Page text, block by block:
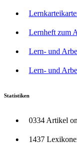
Lernheft zum
Lern- und
Lern- und
Statistiken
0334 Artikel
1437